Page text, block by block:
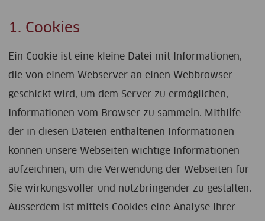
1. Cookies
Ein Cookie ist eine kleine Datei mit Informationen,
die von einem Webserver an einen Webbrowser
geschickt wird, um dem Server zu ermöglichen,
Informationen vom Browser zu sammeln. Mithilfe
der in diesen Dateien enthaltenen Informationen
können unsere Webseiten wichtige Informationen
aufzeichnen, um die Verwendung der Webseiten für
Sie wirkungsvoller und nutzbringender zu gestalten.
Ausserdem ist mittels Cookies eine Analyse Ihrer